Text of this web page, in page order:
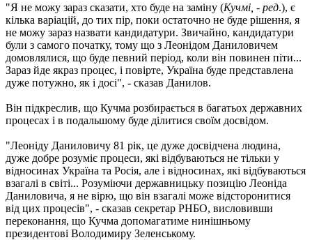
"Я не можу зараз сказати, хто буде на заміну (Кучмі, - ред.), є
кілька варіацій, до тих пір, поки остаточно не буде рішення, я
не можу зараз назвати кандидатури. Звичайно, кандидатури
були з самого початку, тому що з Леонідом Даниловичем
домовлялися, що буде певний період, коли він повинен піти...
Зараз йде якраз процес, і повірте, Україна буде представлена ​​
дуже потужно, як і досі", - сказав Данилов.
Він підкреслив, що Кучма розбирається в багатьох державних
процесах і в подальшому буде ділитися своїм досвідом.
"Леоніду Даниловичу 81 рік, це дуже досвідчена людина,
дуже добре розуміє процеси, які відбуваються не тільки у
відносинах Україна та Росія, але і відносинах, які відбуваються
взагалі в світі... Розуміючи державницьку позицію Леоніда
Даниловича, я не вірю, що він взагалі може відсторонитися
від цих процесів", - сказав секретар РНБО, висловивши
переконання, що Кучма допомагатиме нинішньому
президентові Володимиру Зеленському.